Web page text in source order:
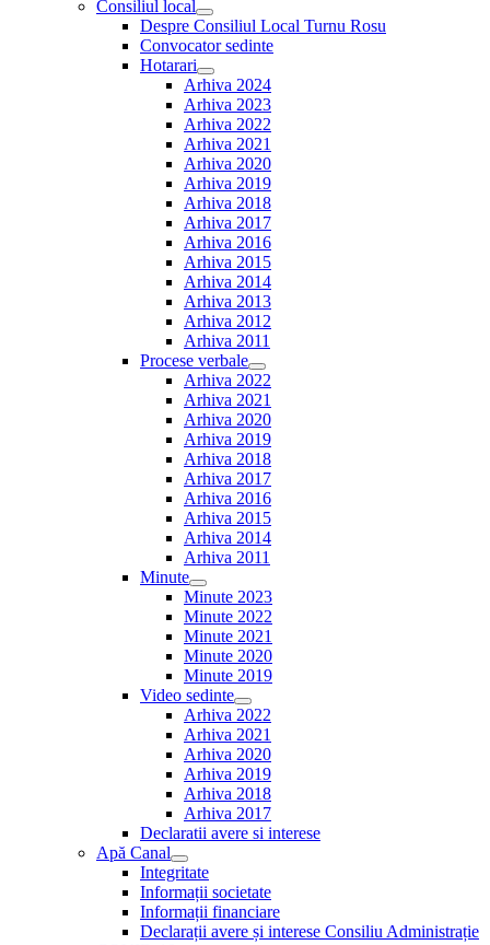
Consiliul local
Show
sub
menu
Despre Consiliul Local Turnu Rosu
Convocator sedinte
Hotarari
Show
sub
menu
Arhiva 2024
Arhiva 2023
Arhiva 2022
Arhiva 2021
Arhiva 2020
Arhiva 2019
Arhiva 2018
Arhiva 2017
Arhiva 2016
Arhiva 2015
Arhiva 2014
Arhiva 2013
Arhiva 2012
Arhiva 2011
Procese verbale
Show
sub
menu
Arhiva 2022
Arhiva 2021
Arhiva 2020
Arhiva 2019
Arhiva 2018
Arhiva 2017
Arhiva 2016
Arhiva 2015
Arhiva 2014
Arhiva 2011
Minute
Show
sub
menu
Minute 2023
Minute 2022
Minute 2021
Minute 2020
Minute 2019
Video sedinte
Show
sub
menu
Arhiva 2022
Arhiva 2021
Arhiva 2020
Arhiva 2019
Arhiva 2018
Arhiva 2017
Declaratii avere si interese
Apă Canal
Show
sub
menu
Integritate
Informații societate
Informații financiare
Declarații avere și interese Consiliu Administrație